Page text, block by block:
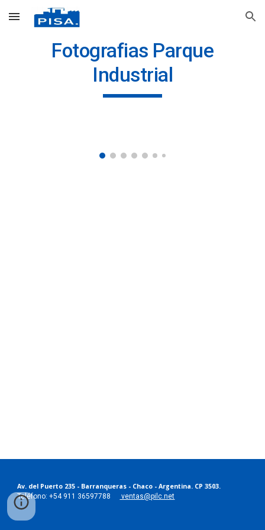
Skip to main content Skip to navigation
Fotografias Parque
Industrial
Av. del Puerto 235 - Barranqueras - Chaco - Argentina. CP 3503.
Teléfono: +54 911 36597788
ventas@pilc.net